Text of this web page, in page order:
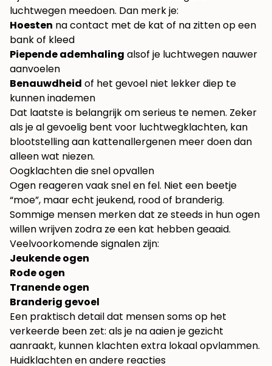
luchtwegen meedoen. Dan merk je:
Hoesten na contact met de kat of na zitten op een
bank of kleed
Piepende ademhaling alsof je luchtwegen nauwer
aanvoelen
Benauwdheid of het gevoel niet lekker diep te
kunnen inademen
Dat laatste is belangrijk om serieus te nemen. Zeker
als je al gevoelig bent voor luchtwegklachten, kan
blootstelling aan kattenallergenen meer doen dan
alleen wat niezen.
Oogklachten die snel opvallen
Ogen reageren vaak snel en fel. Niet een beetje
“moe”, maar echt jeukend, rood of branderig.
Sommige mensen merken dat ze steeds in hun ogen
willen wrijven zodra ze een kat hebben geaaid.
Veelvoorkomende signalen zijn:
Jeukende ogen
Rode ogen
Tranende ogen
Branderig gevoel
Een praktisch detail dat mensen soms op het
verkeerde been zet: als je na aaien je gezicht
aanraakt, kunnen klachten extra lokaal opvlammen.
Huidklachten en andere reacties